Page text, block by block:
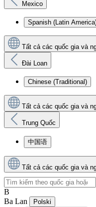
Mexico
Spanish (Latin
Tất cả các quốc gia và
Đài Loan
Chinese (Traditional)
Tất cả các quốc gia và
Trung Quốc
中国语
Tất cả các quốc gia và
B
Ba Lan
Polski